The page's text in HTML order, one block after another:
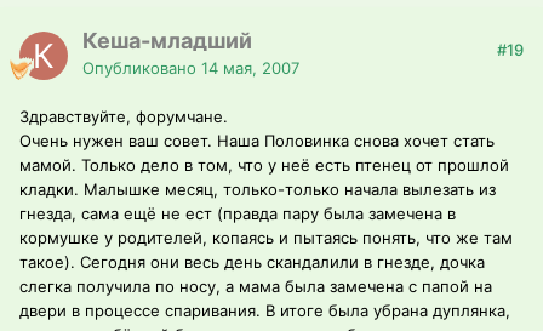
Кеша-младший
Опубликовано 14 мая, 2007
#19
Здравствуйте, форумчане.
Очень нужен ваш совет. Наша Половинка снова хочет стать
мамой. Только дело в том, что у неё есть птенец от прошлой
кладки. Малышке месяц, только-только начала вылезать из
гнезда, сама ещё не ест (правда пару была замечена в
кормушке у родителей, копаясь и пытаясь понять, что же там
такое). Сегодня они весь день скандалили в гнезде, дочка
слегка получила по носу, а мама была замечена с папой на
двери в процессе спаривания. В итоге была убрана дуплянка,